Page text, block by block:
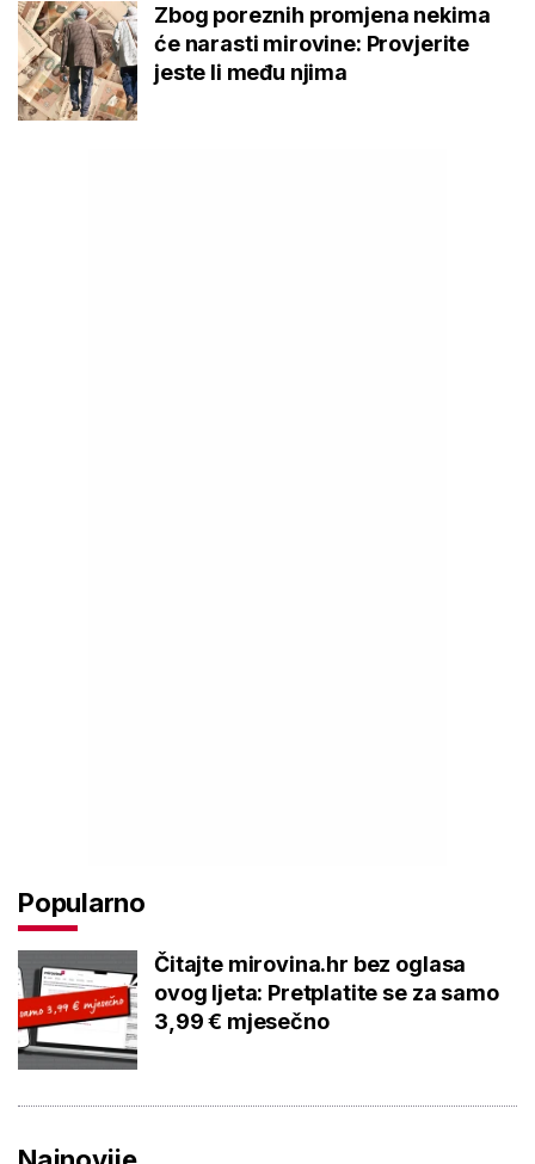
Zbog poreznih promjena nekima
će narasti mirovine: Provjerite
jeste li među njima
Popularno
Čitajte mirovina.hr bez oglasa
ovog ljeta: Pretplatite se za samo
3,99 € mjesečno